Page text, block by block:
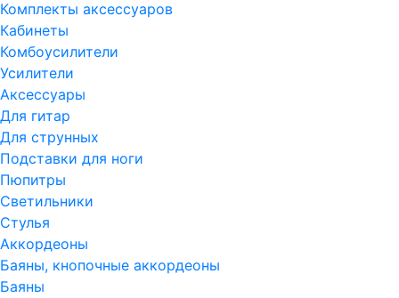
Комплекты аксессуаров
Кабинеты
Комбоусилители
Усилители
Аксессуары
Для гитар
Для струнных
Подставки для ноги
Пюпитры
Светильники
Стулья
Аккордеоны
Баяны, кнопочные аккордеоны
Баяны